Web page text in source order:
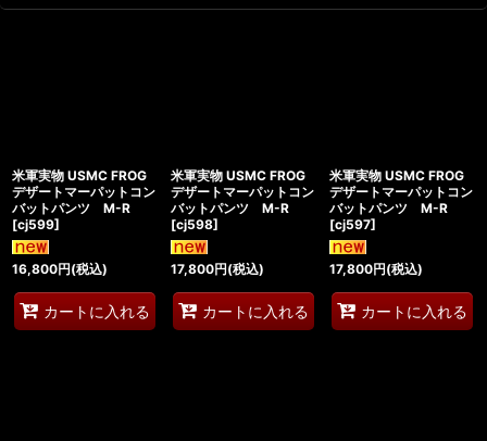
米軍実物 USMC FROG
デザートマーパットコン
バットパンツ M-R
[cj599]
16,800円(税込)
カートに入れる
米軍実物 USMC FROG
デザートマーパットコン
バットパンツ M-R
[cj598]
17,800円(税込)
カートに入れる
米軍実物 USMC FROG
デザートマーパットコン
バットパンツ M-R
[cj597]
17,800円(税込)
カートに入れる